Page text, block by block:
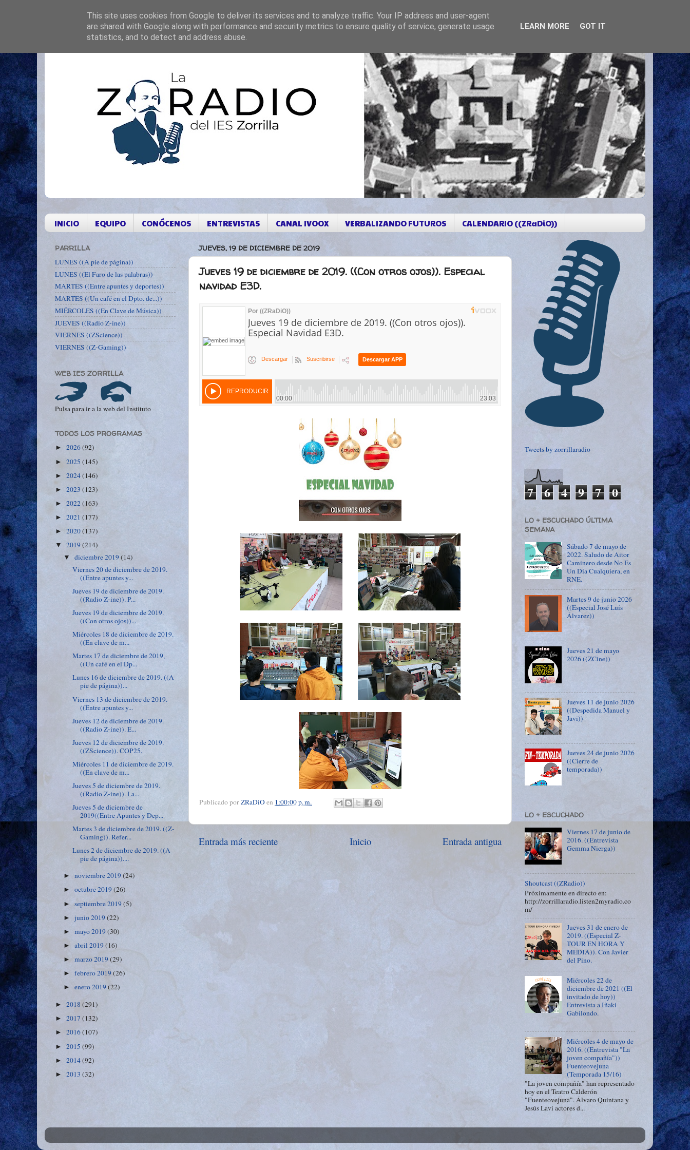
INICIO EQUIPO CONÓCENOS ENTREVISTAS CANAL IVOOX VERBALIZANDO FUTUROS CALENDARIO ((ZRaDiO))
JUEVES, 19 DE DICIEMBRE DE 2019
Jueves 19 de diciembre de 2019. ((Con otros ojos)). Especial
navidad E3D.
Publicado porZRaDiOen 1:00:00 p. m.
Entrada más reciente Entrada antigua
Inicio
PARRILLA
LUNES ((A pie de página))
LUNES ((El Faro de las palabras))
MARTES ((Entre apuntes y deportes))
MARTES ((Un café en el Dpto. de...))
MIÉRCOLES ((En Clave de Música))
JUEVES ((Radio Z-ine))
VIERNES ((ZScience))
VIERNES ((Z-Gaming))
WEB IES ZORRILLA
Pulsa para ir a la web del Instituto
TODOS LOS PROGRAMAS
► 2026(92)
► 2025 (145)
► 2024(146)
► 2023 (123)
► 2022(163)
► 2021 (177)
► 2020(137)
▼ 2019(214)
▼diciembre 2019(14)
Viernes 20 de diciembre de 2019.
((Entre apuntes y...
Jueves 19 de diciembre de 2019.
((Radio Z-ine)). P...
Jueves 19 de diciembre de 2019.
((Con otros ojos))...
Miércoles 18 de diciembre de 2019.
((En clave de m...
Martes 17 de diciembre de 2019,
((Un café en el Dp...
Lunes 16 de diciembre de 2019. ((A
pie de página))...
Viernes 13 de diciembre de 2019.
((Entre apuntes y...
Jueves 12 de diciembre de 2019.
((Radio Z-ine)). E...
Jueves 12 de diciembre de 2019.
((ZScience)). COP25.
Miércoles 11 de diciembre de 2019.
((En clave de m...
Jueves 5 de diciembre de 2019.
((Radio Z-ine)). La...
Jueves 5 de diciembre de
2019((Entre Apuntes y Dep...
Martes 3 de diciembre de 2019. ((Z-
Gaming)). Refer...
Lunes 2 de diciembre de 2019. ((A
pie de página))....
►noviembre 2019(24)
►octubre 2019(26)
►septiembre 2019(5)
►junio 2019(22)
►mayo 2019(30)
►abril 2019(16)
►marzo 2019(29)
►febrero 2019(26)
►enero 2019(22)
► 2018 (291)
► 2017 (132)
► 2016(107)
► 2015 (99)
► 2014(92)
► 2013 (32)
Tweets by zorrillaradio
7 6 4 9 7 0
LO + ESCUCHADO ÚLTIMA
SEMANA
Sábado 7 de mayo de
2022. Saludo de Aitor
Caminero desde No Es
Un Día Cualquiera, en
RNE.
Martes 9 de junio 2026
((Especial José Luís
Álvarez))
Jueves 21 de mayo
2026 ((ZCine))
Jueves 11 de junio 2026
((Despedida Manuel y
Javi))
Jueves 24 de junio 2026
((Cierre de
temporada))
LO + ESCUCHADO
Viernes 17 de junio de
2016. ((Entrevista
Gemma Nierga))
Shoutcast ((ZRadio))
Próximamente en directo en:
http://zorrillaradio.listen2myradio.co
m/
Jueves 31 de enero de
2019. ((Especial Z-
TOUR EN HORA Y
MEDIA)). Con Javier
del Pino.
Miércoles 22 de
diciembre de 2021 ((El
invitado de hoy))
Entrevista a Iñaki
Gabilondo.
Miércoles 4 de mayo de
2016. ((Entrevista "La
joven compañía"))
Fuenteovejuna
(Temporada 15/16)
"La joven compañía" han representado
hoy en el Teatro Calderón
"Fuenteovejuna". Álvaro Quintana y
Jesús Lavi actores d...
This site uses cookies from Google to deliver its services and to analyze traffic. Your IP address and user-agent
are shared with Google along with performance and security metrics to ensure quality of service, generate usage
statistics, and to detect and address abuse.
LEARN MORE GOT IT